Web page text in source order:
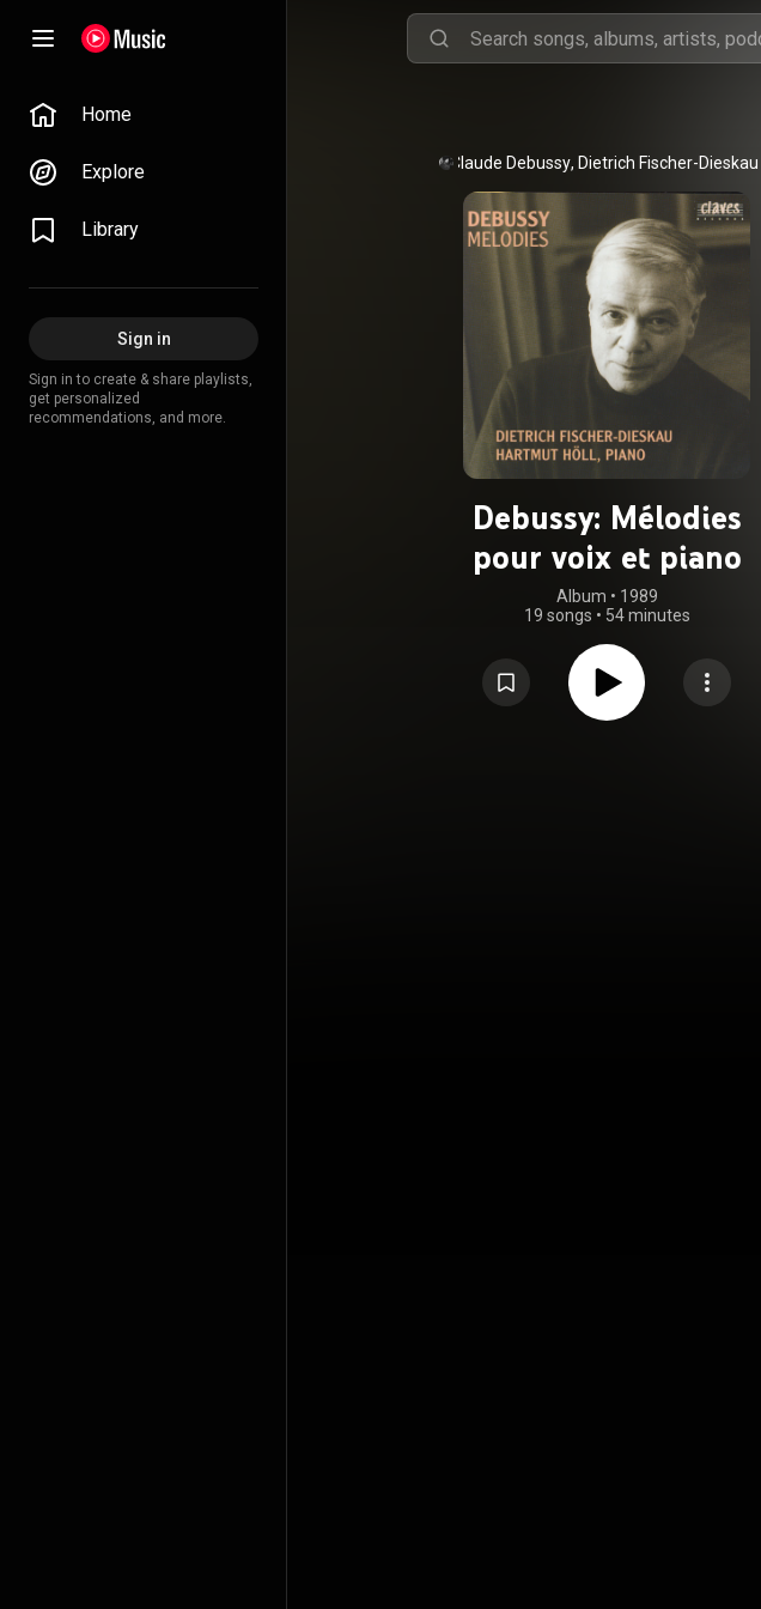
Home
Explore
Library
Sign in
Sign in to create & share playlists,
get personalized
recommendations, and more.
Claude Debussy, Dietrich Fischer-Dieskau
Debussy: Mélodies
pour voix et piano
Album • 1989
19 songs • 54 minutes